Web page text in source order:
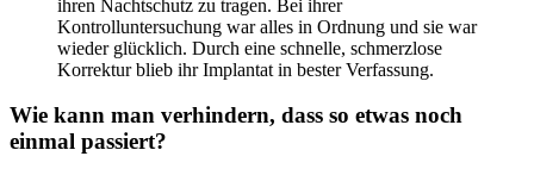
ihren Nachtschutz zu tragen. Bei ihrer
Kontrolluntersuchung war alles in Ordnung und sie war
wieder glücklich. Durch eine schnelle, schmerzlose
Korrektur blieb ihr Implantat in bester Verfassung.
Wie kann man verhindern, dass so etwas noch
einmal passiert?